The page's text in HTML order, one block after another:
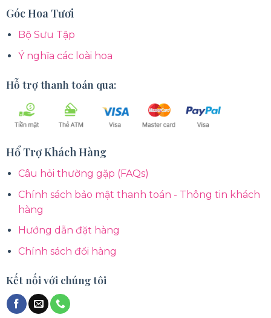
Góc Hoa Tươi
Bộ Sưu Tập
Ý nghĩa các loài hoa
Hỗ trợ thanh toán qua:
Hổ Trợ Khách Hàng
Câu hỏi thường gặp (FAQs)
Chính sách bảo mật thanh toán - Thông tin khách
hàng
Hướng dẫn đặt hàng
Chính sách đổi hàng
Kết nối với chúng tôi